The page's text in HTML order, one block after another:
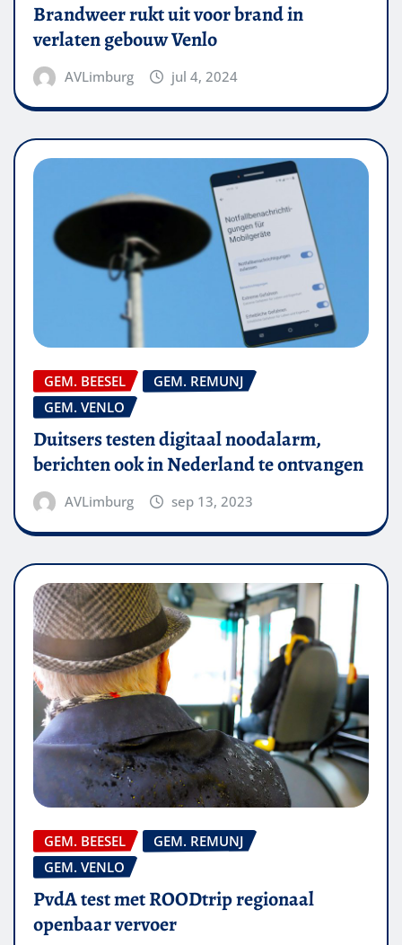
Brandweer rukt uit voor brand in
verlaten gebouw Venlo
AVLimburg jul 4, 2024
GEM. BEESEL
GEM. REMUNJ
GEM. VENLO
Duitsers testen digitaal noodalarm,
berichten ook in Nederland te ontvangen
AVLimburg sep 13, 2023
GEM. BEESEL
GEM. REMUNJ
GEM. VENLO
PvdA test met ROODtrip regionaal
openbaar vervoer